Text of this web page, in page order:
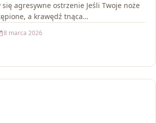
agresywne ostrzenie Jeśli Twoje noże
a krawędź tnąca…
8 marca 2026